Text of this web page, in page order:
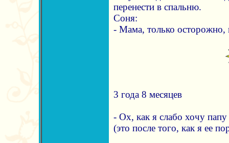
перенести в спальню.
Соня:
- Мама, только осторожно,
3 года 8 месяцев
- Ох, как я слабо хочу
(это после того, как я ее